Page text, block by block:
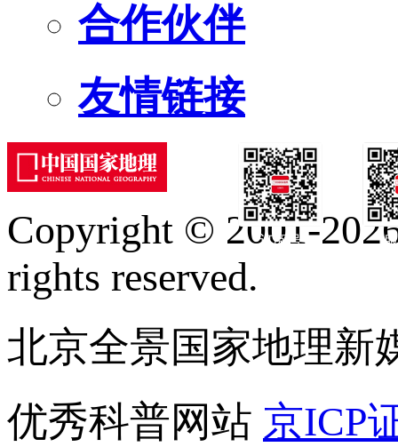
合作伙伴
友情链接
订阅号
Copyright © 2001-
rights reserved.
北京全景国家地理新
优秀科普网站 京ICP